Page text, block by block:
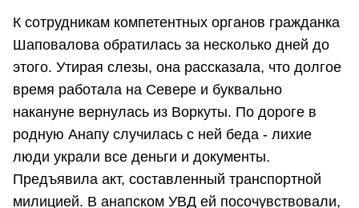
К сотрудникам компетентных органов гражданка
Шаповалова обратилась за несколько дней до
этого. Утирая слезы, она рассказала, что долгое
время работала на Севере и буквально
накануне вернулась из Воркуты. По дороге в
родную Анапу случилась с ней беда - лихие
люди украли все деньги и документы.
Предъявила акт, составленный транспортной
милицией. В анапском УВД ей посочувствовали,